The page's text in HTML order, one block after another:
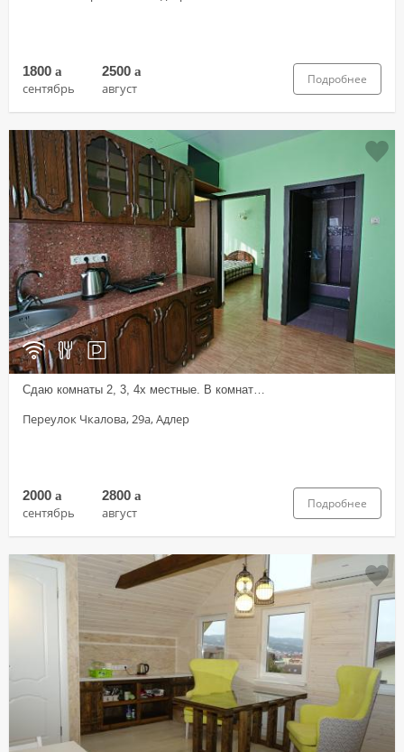
1800 a
сентябрь
2500 a
август
Подробнее
Сдаю комнаты 2, 3, 4х местные. В комнат…
Переулок Чкалова, 29а, Адлер
2000 a
сентябрь
2800 a
август
Подробнее